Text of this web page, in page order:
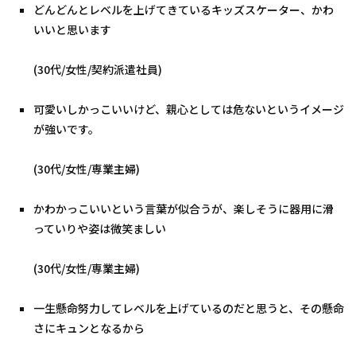
どんどんとレベルを上げてきているキッズスケーター、かわ
いいと思います
(30代/女性/契約派遣社員)
可愛いしかっこいいけど、親心としては危ないというイメージ
が強いです。
(30代/女性/専業主婦)
かわかっこいいという言葉が似合うが、楽しそうに器用に滑
っていりや姿は微笑ましい
(30代/女性/専業主婦)
一生懸命努力してレベルを上げているのだと思うと、その懸命
さにキュンとなるから